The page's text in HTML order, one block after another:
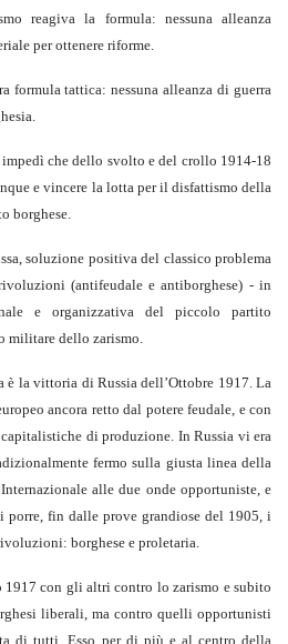
reagiva la formula: nessuna alleanza
per ottenere riforme.
formula tattica: nessuna alleanza di guerra
che dello svolto e del crollo 1914-18
e vincere la lotta per il disfattismo della
borghese.
soluzione positiva del classico problema
(antifeudale e antiborghese) - in
e organizzativa del piccolo partito
militare dello zarismo.
è la vittoria di Russia dell’Ottobre 1917. La
ancora retto dal potere feudale, e con
di produzione. In Russia vi era
fermo sulla giusta linea della
alle due onde opportuniste, e
porre, fin dalle prove grandiose del 1905, i
borghese e proletaria.
con gli altri contro lo zarismo e subito
liberali, ma contro quelli opportunisti
di tutti. Esso per di più e al centro della